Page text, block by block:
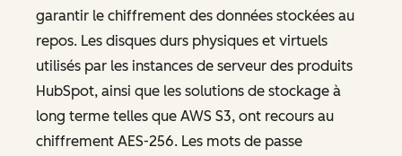
garantir le chiffrement des données stockées au
repos. Les disques durs physiques et virtuels
utilisés par les instances de serveur des produits
HubSpot, ainsi que les solutions de stockage à
long terme telles que AWS S3, ont recours au
chiffrement AES-256. Les mots de passe